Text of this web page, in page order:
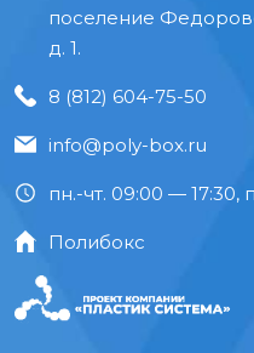
поселение
д. 1.
8 (812) 604-75-50
info@poly-box.ru
пн.-чт. 09:00 — 17:30,
Полибокс